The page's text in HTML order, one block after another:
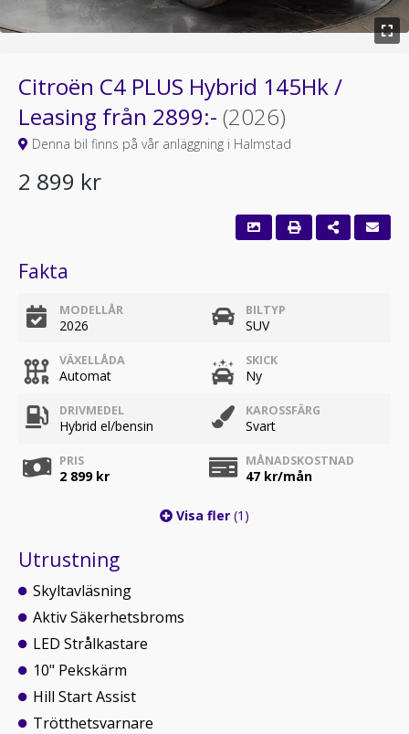
Citroën C4 PLUS Hybrid 145Hk /
Leasing från 2899:- (2026)
Denna bil finns på vår anläggning i Halmstad
2 899 kr
Fakta
MODELLÅR
2026
BILTYP
SUV
VÄXELLÅDA
Automat
SKICK
Ny
DRIVMEDEL
Hybrid el/bensin
KAROSSFÄRG
Svart
PRIS
2 899 kr
MÅNADSKOSTNAD
47 kr/mån
Visa fler (1)
Utrustning
Skyltavläsning
Aktiv Säkerhetsbroms
LED Strålkastare
10" Pekskärm
Hill Start Assist
Trötthetsvarnare